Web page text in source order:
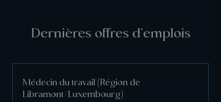
Dernières offres d'emplois
Médecin du travail (Région de
Libramont/Luxembourg)